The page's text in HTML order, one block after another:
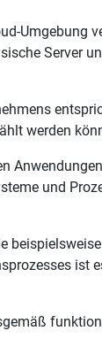
Umgebung
Server
werden
und
ist